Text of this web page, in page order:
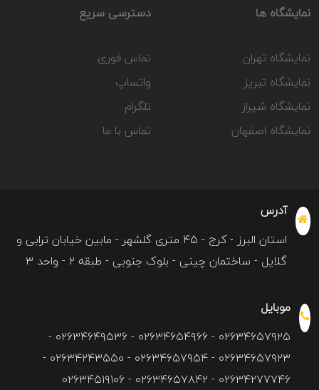
نمایشگاه ها
نمایشگاه تهران
نمایشگاه تبریز
نمایشگاه شیراز
نمایشگاه اصفهان
دسترسی سریع
تماس فوری
واتساپ
تلگرام
تماس با ما
آدرس
استان البرز - کرج - ۴۵ متری گلشهر - مابین خیابان ترابی و
گلایل - ساختمان چینی - بلوک جنوبی - طبقه ۲ - واحد ۳
موبایل
۰۲۶۳۴۶۵۷۹۲۵ - ۰۲۶۳۴۶۵۴۹۶۶ - ۰۲۶۳۴۶۴۹۵۳۶ -
۰۲۶۳۴۶۵۷۹۲۳ - ۰۲۶۳۴۶۵۷۹۵۴ - ۰۲۶۳۴۲۴۳۵۵۰ -
۰۲۶۳۴۲۷۷۷۴۶ - ۰۲۶۳۴۶۵۷۸۴۲ - ۰۲۶۳۴۵۱۹۱۰۶